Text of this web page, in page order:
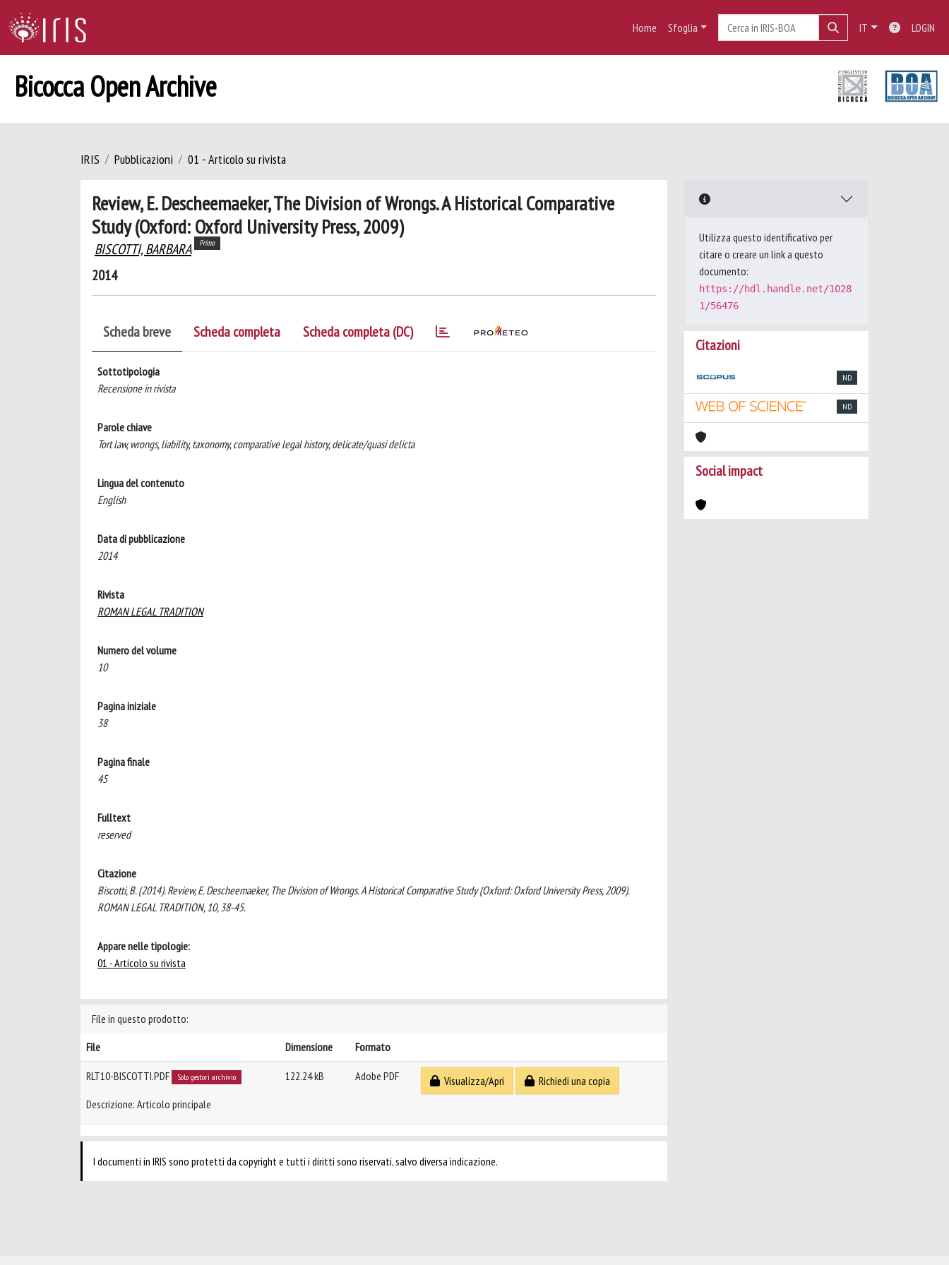
Home Sfoglia IT LOGIN
Bicocca Open Archive
IRIS Pubblicazioni 01 - Articolo su rivista
Review, E. Descheemaeker, The Division of Wrongs. A Historical Comparative
Study (Oxford: Oxford University Press, 2009)
BISCOTTI, BARBARA Primo
2014
Scheda breve Scheda completa Scheda completa (DC)
Sottotipologia
Recensione in rivista
Parole chiave
Tort law, wrongs, liability, taxonomy, comparative legal history, delicate/quasi delicta
Lingua del contenuto
English
Data di pubblicazione
2014
Rivista
ROMAN LEGAL TRADITION
Numero del volume
10
Pagina iniziale
38
Pagina finale
45
Fulltext
reserved
Citazione
Biscotti, B. (2014). Review, E. Descheemaeker, The Division of Wrongs. A Historical Comparative Study (Oxford: Oxford University Press, 2009).
ROMAN LEGAL TRADITION, 10, 38-45.
Appare nelle tipologie:
01 - Articolo su rivista
File in questo prodotto:
File
Dimensione Formato
RLT10-BISCOTTI.PDF Solo gestori archivio
Descrizione: Articolo principale
122.24 kB Adobe PDF Visualizza/Apri Richiedi una copia
I documenti in IRIS sono protetti da copyright e tutti i diritti sono riservati, salvo diversa indicazione.
Utilizza questo identificativo per
citare o creare un link a questo
documento:
https://hdl.handle.net/1028
1/56476
Citazioni
ND
ND
Social impact